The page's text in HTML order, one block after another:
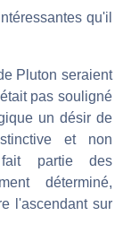
qu'il
Pluton seraient
pas souligné
un désir de
et non
fait partie des
déterminé,
l'ascendant sur